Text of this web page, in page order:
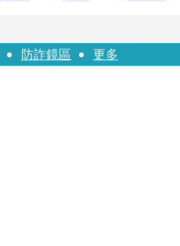
雙手贊成
防詐鏡區 更多